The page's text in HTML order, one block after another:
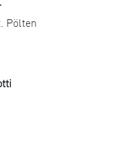
Pölten